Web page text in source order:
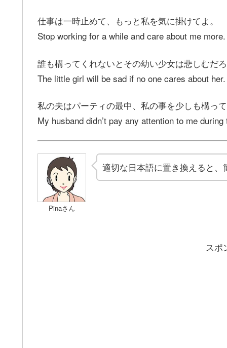
仕事は一時止めて、もっと私を気に掛けてよ。
Stop working for a while and care about me more.
誰も構ってくれないとその幼い少女は悲しむだ
The little girl will be sad if no one cares about her.
私の夫はパーティの最中、私の事を少しも構っ
My husband didn’t pay any attention to me
Pinaさん
適切な日本語に置き換えると
スポ